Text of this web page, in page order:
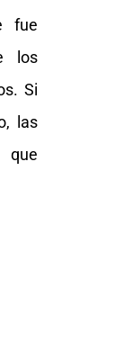
fue
los
Si
las
que